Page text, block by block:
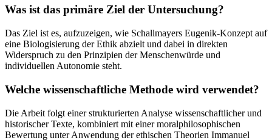
Was ist das primäre Ziel der Untersuchung?
Das Ziel ist es, aufzuzeigen, wie Schallmayers Eugenik-Konzept auf
eine Biologisierung der Ethik abzielt und dabei in direkten
Widerspruch zu den Prinzipien der Menschenwürde und
individuellen Autonomie steht.
Welche wissenschaftliche Methode wird verwendet?
Die Arbeit folgt einer strukturierten Analyse wissenschaftlicher und
historischer Texte, kombiniert mit einer moralphilosophischen
Bewertung unter Anwendung der ethischen Theorien Immanuel